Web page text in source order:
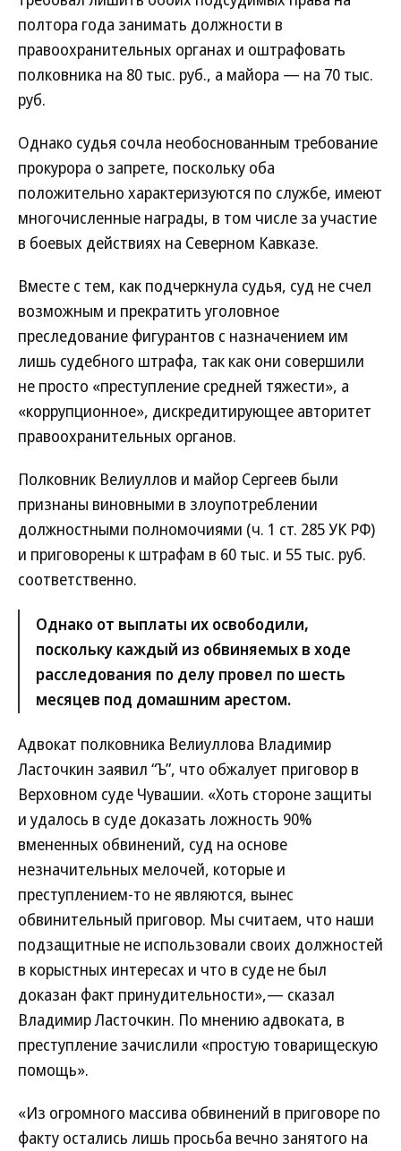
полтора года занимать должности в
правоохранительных органах и оштрафовать
полковника на 80 тыс. руб., а майора — на 70 тыс.
руб.
Однако судья сочла необоснованным требование
прокурора о запрете, поскольку оба
положительно характеризуются по службе, имеют
многочисленные награды, в том числе за участие
в боевых действиях на Северном Кавказе.
Вместе с тем, как подчеркнула судья, суд не счел
возможным и прекратить уголовное
преследование фигурантов с назначением им
лишь судебного штрафа, так как они совершили
не просто «преступление средней тяжести», а
«коррупционное», дискредитирующее авторитет
правоохранительных органов.
Полковник Велиуллов и майор Сергеев были
признаны виновными в злоупотреблении
должностными полномочиями (ч. 1 ст. 285 УК РФ)
и приговорены к штрафам в 60 тыс. и 55 тыс. руб.
соответственно.
Однако от выплаты их освободили,
поскольку каждый из обвиняемых в ходе
расследования по делу провел по шесть
месяцев под домашним арестом.
Адвокат полковника Велиуллова Владимир
Ласточкин заявил “Ъ”, что обжалует приговор в
Верховном суде Чувашии. «Хоть стороне защиты
и удалось в суде доказать ложность 90%
вмененных обвинений, суд на основе
незначительных мелочей, которые и
преступлением-то не являются, вынес
обвинительный приговор. Мы считаем, что наши
подзащитные не использовали своих должностей
в корыстных интересах и что в суде не был
доказан факт принудительности»,— сказал
Владимир Ласточкин. По мнению адвоката, в
преступление зачислили «простую товарищескую
помощь».
«Из огромного массива обвинений в приговоре по
факту остались лишь просьба вечно занятого на